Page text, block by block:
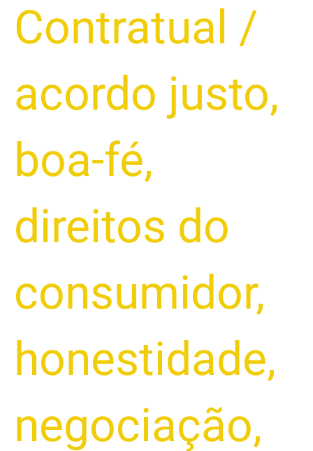
Contratual /
acordo justo,
boa-fé,
direitos do
consumidor,
honestidade,
negociação,